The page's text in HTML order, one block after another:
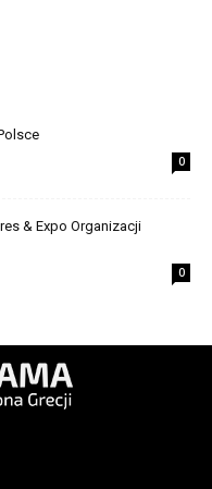
0
& Expo Organizacji
0